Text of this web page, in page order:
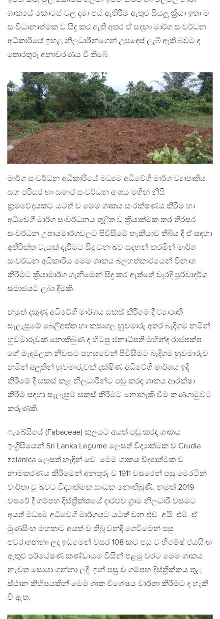
ශාකයේ කොටස් වල දමා පස් ඇතිරීම ඇතුළු සියලු ක්‍රියා ඉතා ම
සංවිධානාත්මක ව සිදු කර ඇති අතර ඒ සඳහා මාර්ග සංවර්ධන
අධිකාරියේ ඉහළ නිලධාරීන්ගෙන් උපදෙස් ලැබී ඇති බවට ද
තොරතුරු අනාවරණය වී තිබේ.
මාර්ග සංවර්ධන අධිකාරියේ මධ්‍යම අධිවේගී මාර්ග ව්‍යාපෘතිය
සහ පරිසර හා සමාජ සංවර්ධන අංශය මගින් නිසි
ක්‍රමවේදයකට යටත් ව මෙම ශාකය සංරක්ෂණය කිරීම හා
අධිවේගී මාර්ග සංවර්ධනය තුළිත ව ක්‍රියාත්මක කර තිරසර
සංවර්ධන උපායමාර්ගවලට පිවිසීමේ හැකියාව තිබිය දී ඒ සඳහා
අතිරික්ත වැයක් දැරීමට සිදු වන බව සඳහන් කරමින් මාර්ග
සංවර්ධන අධිකාරිය මෙම ශාකය බලහත්කාරයෙන් විනාශ
කිරීමට ක්‍රියාමාර්ග ගැනීමෙන් සිදු කර ඇත්තේ වැරදි පූර්වාදර්ශ
සමාජයට ලබා දීමකි.
නමුත් දකුණු අධිවේගී මාර්ගය සකස් කිරීමේ දී ව්‍යාපෘති
සැලැසුමේ බෙලිඅත්ත හා කසාගල හුවමාරු අතර බැදිගම නමින්
හුවමාරුවක් නොතිබුණ ද හිටපු ජනාධිපති මහින්ද රාජපක්ෂ
ගේ මැදමුලන නිවසට පහසුවෙන් පිවිසීමට බැදිගම හුවමාරුව
නමින් අලුතින් හුවමාරුවක් දක්ෂිණ අධිවේගී මාර්ගය ඉදි
කිරීමේ දී සකස් කළ නිලධාරීන්ට පඬු කරඳ ශාකය ආරක්ෂා
කිරීම සඳහා සැලැසුම් සකස් කිරීමට නොහැකි වීම කණගාටුවට
කරුණකි.
ෆැබේසියේ (Fabaceae) කුලයට අයත් පඬු කරඳ ශාකය
ඉංග්‍රිසියෙන් Sri Lanka Legume ලෙසත් විද්‍යාත්මක ව Crudia
zelanica ලෙසත් හැඳින් වේ. මෙම ශාකය විද්‍යාත්මක ව
නාමකරණය කිරීමෙන් අනතුරු ව 1911 වසරෙන් පසු මෙරටින්
වාර්තා වූ බවට විද්‍යාත්මක සාධක නොතිබුණි. නමුත් 2019
වසරේ දී ගම්පහ දිස්ත්‍රික්කයේ දාරළුව ග්‍රාම නිලධාරී වසමට
අයත් මධ්‍යම අධිවේගී මාර්ගයට යටත් වන එච්. අයි. එම්. ඒ.
මුණසිංහ මහතාට අයත් ව තිබූ වන්දි ගෙවීමෙන් පසු
පවරාගන්නා ලද ඉඩමෙන් වසර 108 කට පසු ව හිමේෂ් ජයසිංහ
ඇතුළු පර්යේෂණ කණ්ඩායම විසින් පළමු වරට මෙම ශාකය
නැවත සොයා ගන්නා ලදී. ඉන් පසු ව ගම්පහ දිස්ත්‍රික්කය තුළ
ස්ථාන කිහිපයකින් මෙම ශාක විශේෂය වාර්තා කිරීමට ද හැකි
වී ඇත.